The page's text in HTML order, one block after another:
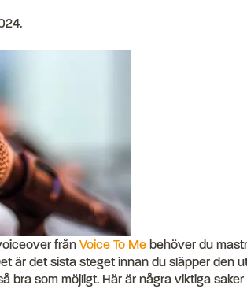
.
från Voice To Mebehöver du
är det sista steget innan du släpper den
bra som möjligt. Här är några viktiga